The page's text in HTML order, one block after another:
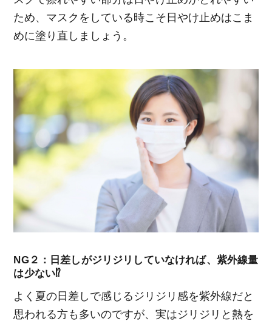
ため、マスクをしている時こそ日やけ止めはこま
めに塗り直しましょう。
NG２：日差しがジリジリしていなければ、紫外線量
は少ない⁉
よく夏の日差しで感じるジリジリ感を紫外線だと
思われる方も多いのですが、実はジリジリと熱を